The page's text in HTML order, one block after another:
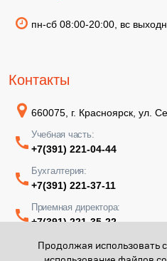
пн-сб 08:00-20:00, вс
Контакты
660075, г. Красноярск, ул.
Учебная часть:
+7(391) 221-04-44
Бухгалтерия:
+7(391) 221-37-11
Приемная директора:
+7(391) 221-35-22
Продолжая использовать